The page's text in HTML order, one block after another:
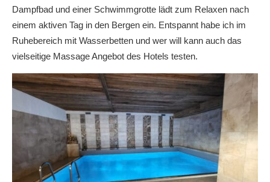
Dampfbad und einer Schwimmgrotte lädt zum Relaxen nach
einem aktiven Tag in den Bergen ein. Entspannt habe ich im
Ruhebereich mit Wasserbetten und wer will kann auch das
vielseitige Massage Angebot des Hotels testen.